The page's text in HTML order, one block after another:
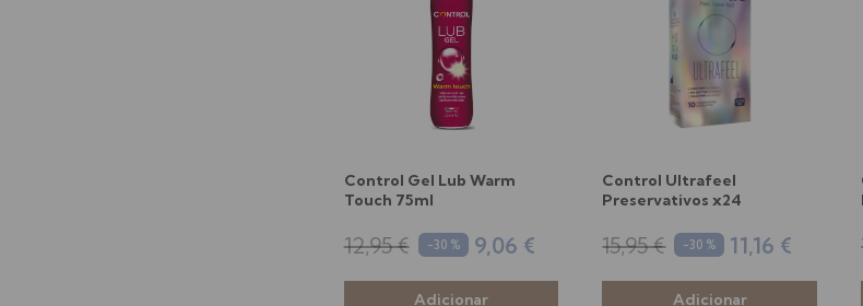
Control Gel Lub Warm
Touch 75ml
12,95 € -30 % 9,06 €
Control Ultrafeel
Preservativos x24
15,95 € -30 % 11,16 €